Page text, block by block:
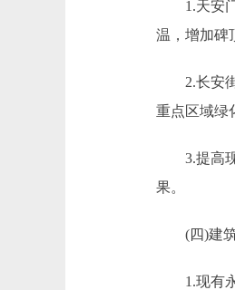
1.天安门
温，增加碑
2.长安街
重点区域绿
3.提高现
果。
(四)建筑
1.现有永